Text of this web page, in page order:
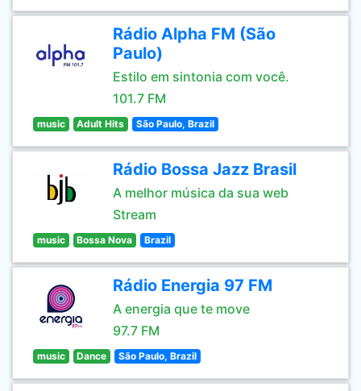
Rádio Alpha FM (São
Paulo)
Estilo em sintonia com você.
101.7 FM
music Adult Hits São Paulo, Brazil
Rádio Bossa Jazz Brasil
A melhor música da sua web
Stream
music Bossa Nova Brazil
Rádio Energia 97 FM
A energia que te move
97.7 FM
music Dance São Paulo, Brazil